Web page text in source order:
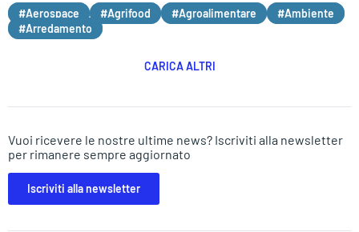
#Aerospace #Agrifood #Agroalimentare
#Ambiente
#Arredamento
CARICA ALTRI
Vuoi ricevere le nostre ultime news? Iscriviti alla newsletter
per rimanere sempre aggiornato
Iscriviti alla newsletter